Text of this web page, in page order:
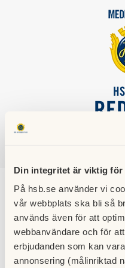
Din integritet är viktig för
På hsb.se använder vi
vår webbplats ska bli så
används även för att
webbanvändare och för
erbjudanden som kan
annonsering (målinriktad